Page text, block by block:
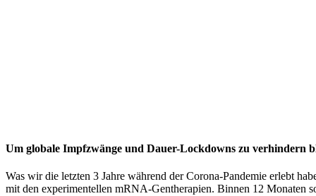
Um globale Impfzwänge und Dauer-Lockdowns zu verhindern
Was wir die letzten 3 Jahre während der Corona-Pandemie erlebt
mit den experimentellen mRNA-Gentherapien. Binnen 12 Monaten